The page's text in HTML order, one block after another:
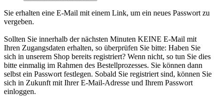
Sie erhalten eine E-Mail mit einem Link, um ein neues Passwort zu
vergeben.
Sollten Sie innerhalb der nächsten Minuten KEINE E-Mail mit
Ihren Zugangsdaten erhalten, so überprüfen Sie bitte: Haben Sie
sich in unserem Shop bereits registriert? Wenn nicht, so tun Sie dies
bitte einmalig im Rahmen des Bestellprozesses. Sie können dann
selbst ein Passwort festlegen. Sobald Sie registriert sind, können Sie
sich in Zukunft mit Ihrer E-Mail-Adresse und Ihrem Passwort
einloggen.